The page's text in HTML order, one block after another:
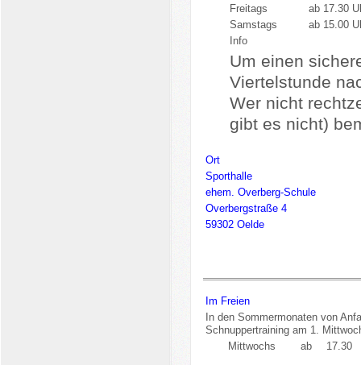
Freitags
ab 17.30
Samstags
ab 15.00
Info
Um einen
Viertelstunde
Wer nicht
gibt es nicht)
Ort
Sporthalle
ehem. Overberg-Schule
Overbergstraße 4
59302 Oelde
Im Freien
In den Sommermonaten von
Schnuppertraining am 1.
Mittwochs
ab 17.30